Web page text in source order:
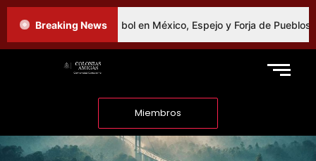
Breaking News
Fibra Social: El Fútbol en México, Espejo y Forja de Pueblos
Miembros